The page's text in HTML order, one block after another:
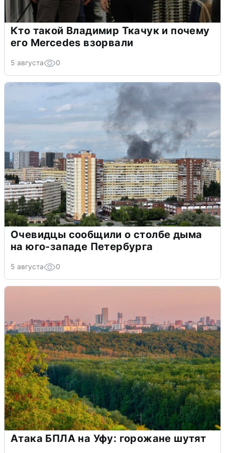
Кто такой Владимир Ткачук и почему
его Mercedes взорвали
5 августа 0
Очевидцы сообщили о столбе дыма
на юго-западе Петербурга
5 августа 0
Атака БПЛА на Уфу: горожане шутят